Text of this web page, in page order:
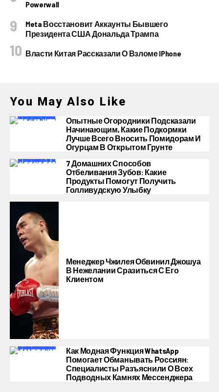
Powerwall
Meta Восстановит Аккаунты Бывшего
Президента США Дональда Трампа
Власти Китая Рассказали О Взломе IPhone
You May Also Like
Опытные Огородники Подсказали
Начинающим, Какие Подкормки
Лучше Всего Вносить Помидорам И
Огурцам В Открытом Грунте
7 Домашних Способов
Отбеливания Зубов: Какие
Продукты Помогут Получить
Голливудскую Улыбку
Менеджер Чжилея Обвинил Джошуа
В Нежелании Сразиться С Его
Клиентом
Как Модная Функция WhatsApp
Помогает Обманывать Россиян:
Специалисты Разъяснили О Всех
Подводных Камнях Мессенджера